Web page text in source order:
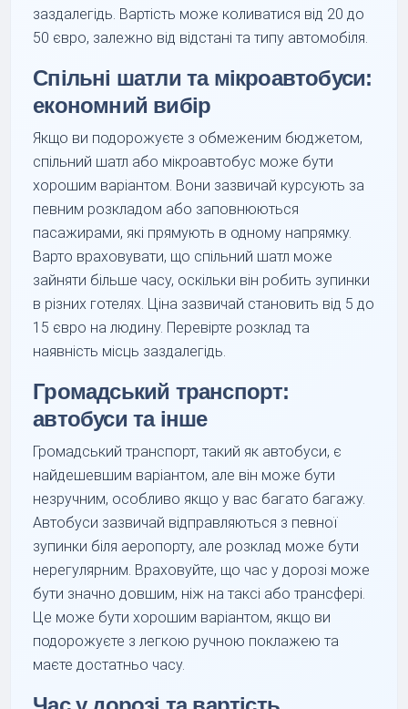
заздалегідь. Вартість може коливатися від 20 до
50 євро, залежно від відстані та типу автомобіля.
Спільні шатли та мікроавтобуси:
економний вибір
Якщо ви подорожуєте з обмеженим бюджетом,
спільний шатл або мікроавтобус може бути
хорошим варіантом. Вони зазвичай курсують за
певним розкладом або заповнюються
пасажирами, які прямують в одному напрямку.
Варто враховувати, що спільний шатл може
зайняти більше часу, оскільки він робить зупинки
в різних готелях. Ціна зазвичай становить від 5 до
15 євро на людину. Перевірте розклад та
наявність місць заздалегідь.
Громадський транспорт:
автобуси та інше
Громадський транспорт, такий як автобуси, є
найдешевшим варіантом, але він може бути
незручним, особливо якщо у вас багато багажу.
Автобуси зазвичай відправляються з певної
зупинки біля аеропорту, але розклад може бути
нерегулярним. Враховуйте, що час у дорозі може
бути значно довшим, ніж на таксі або трансфері.
Це може бути хорошим варіантом, якщо ви
подорожуєте з легкою ручною поклажею та
маєте достатньо часу.